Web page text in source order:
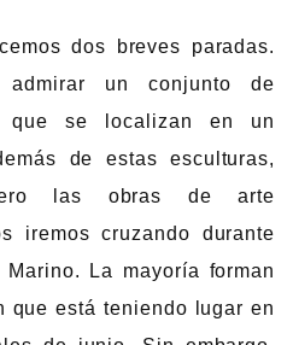
dos breves paradas.
un conjunto de
que se localizan en un
de estas esculturas,
las obras de arte
iremos cruzando durante
La mayoría forman
que está teniendo lugar en